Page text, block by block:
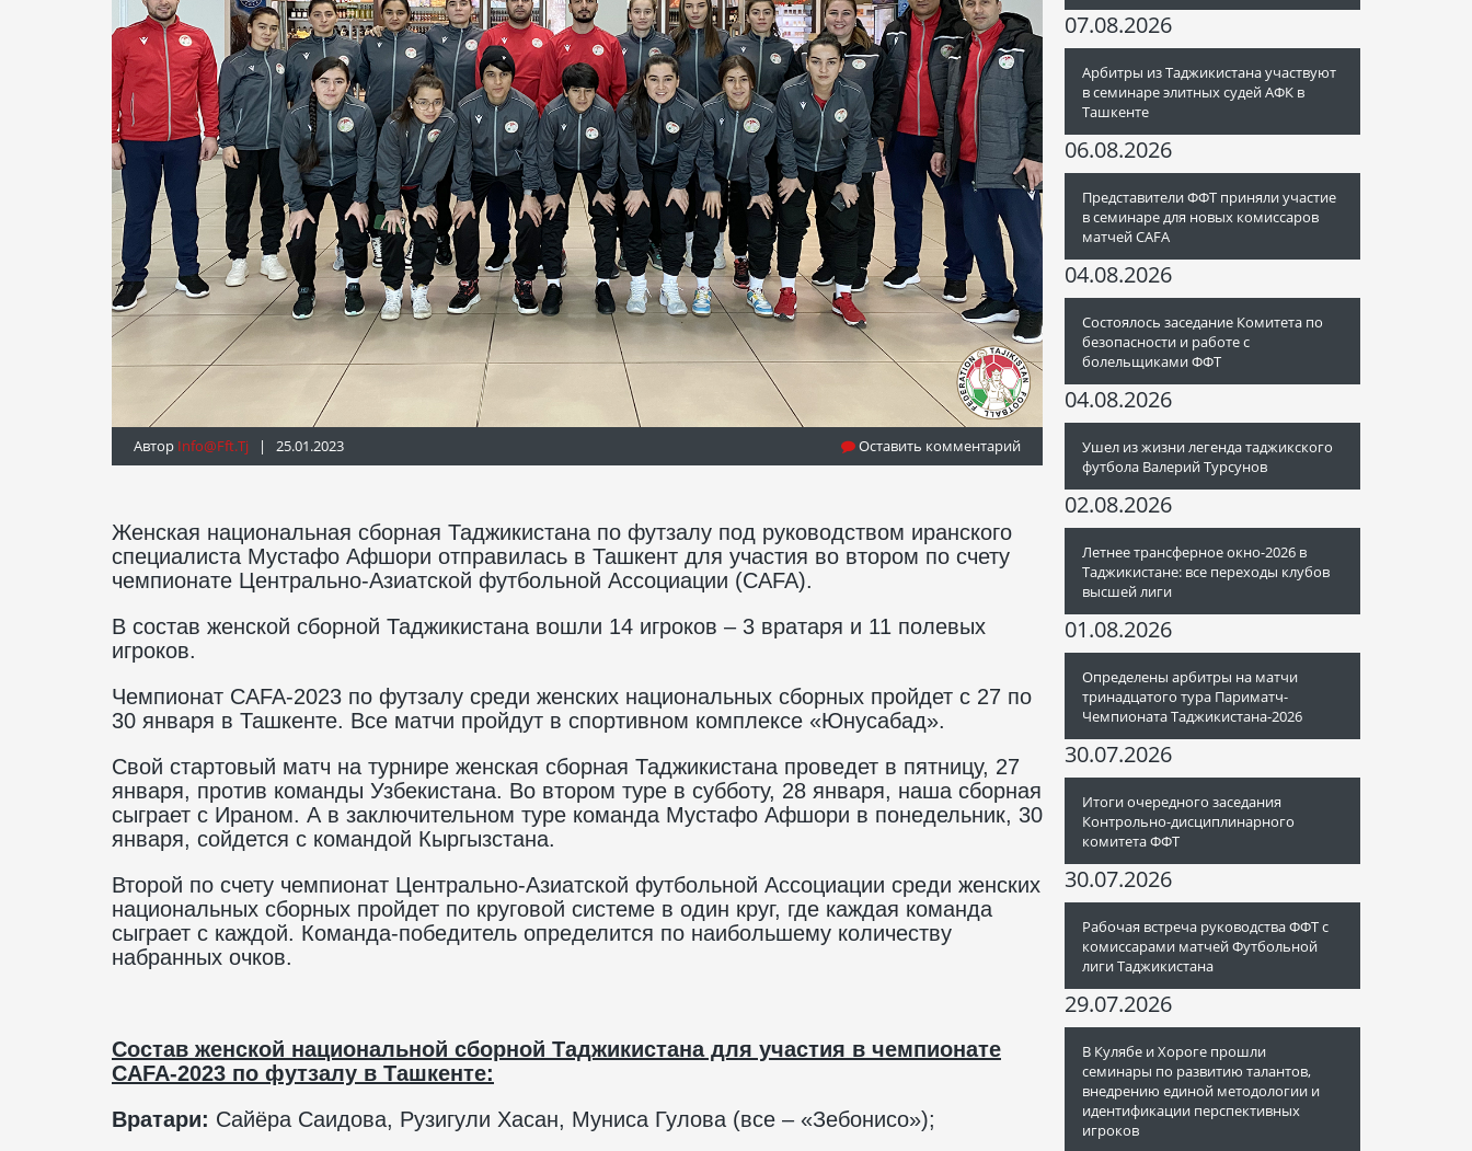
Автор Info@fft.tj | 25.01.2023 Оставить комментарий
Женская национальная сборная Таджикистана по футзалу под руководством иранского
специалиста Мустафо Афшори отправилась в Ташкент для участия во втором по счету
чемпионате Центрально-Азиатской футбольной Ассоциации (CAFA).
В состав женской сборной Таджикистана вошли 14 игроков – 3 вратаря и 11 полевых
игроков.
Чемпионат CAFA-2023 по футзалу среди женских национальных сборных пройдет с 27 по
30 января в Ташкенте. Все матчи пройдут в спортивном комплексе «Юнусабад».
Свой стартовый матч на турнире женская сборная Таджикистана проведет в пятницу, 27
января, против команды Узбекистана. Во втором туре в субботу, 28 января, наша сборная
сыграет с Ираном. А в заключительном туре команда Мустафо Афшори в понедельник, 30
января, сойдется с командой Кыргызстана.
Второй по счету чемпионат Центрально-Азиатской футбольной Ассоциации среди женских
национальных сборных пройдет по круговой системе в один круг, где каждая команда
сыграет с каждой. Команда-победитель определится по наибольшему количеству
набранных очков.
Состав женской национальной сборной Таджикистана для участия в чемпионате
CAFA-2023 по футзалу в Ташкенте:
Вратари: Сайёра Саидова, Рузигули Хасан, Муниса Гулова (все – «Зебонисо»);
07.08.2026
Арбитры из Таджикистана участвуют
в семинаре элитных судей АФК в
Ташкенте
06.08.2026
Представители ФФТ приняли участие
в семинаре для новых комиссаров
матчей CAFA
04.08.2026
Состоялось заседание Комитета по
безопасности и работе с
болельщиками ФФТ
04.08.2026
Ушел из жизни легенда таджикского
футбола Валерий Турсунов
02.08.2026
Летнее трансферное окно-2026 в
Таджикистане: все переходы клубов
высшей лиги
01.08.2026
Определены арбитры на матчи
тринадцатого тура Париматч-
Чемпионата Таджикистана-2026
30.07.2026
Итоги очередного заседания
Контрольно-дисциплинарного
комитета ФФТ
30.07.2026
Рабочая встреча руководства ФФТ с
комиссарами матчей Футбольной
лиги Таджикистана
29.07.2026
В Кулябе и Хороге прошли
семинары по развитию талантов,
внедрению единой методологии и
идентификации перспективных
игроков